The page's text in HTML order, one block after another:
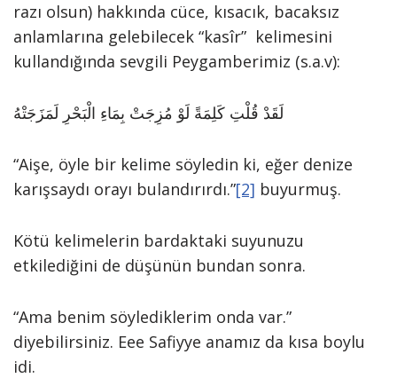
razı olsun) hakkında cüce, kısacık, bacaksız
anlamlarına gelebilecek “kasîr” kelimesini
kullandığında sevgili Peygamberimiz (s.a.v):
لَقَدْ قُلْتِ كَلِمَةً لَوْ مُزِجَتْ بِمَاءِ الْبَحْرِ لَمَزَجَتْهُ
“Aişe, öyle bir kelime söyledin ki, eğer denize
karışsaydı orayı bulandırırdı.”[2] buyurmuş.
Kötü kelimelerin bardaktaki suyunuzu
etkilediğini de düşünün bundan sonra.
“Ama benim söylediklerim onda var.”
diyebilirsiniz. Eee Safiyye anamız da kısa boylu
idi.